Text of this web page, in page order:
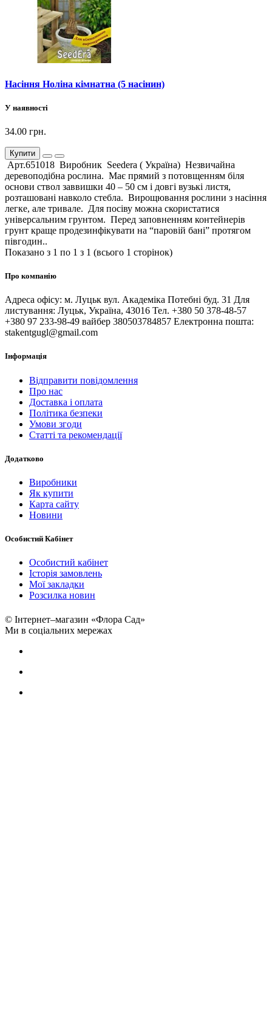
Насіння Ноліна кімнатна (5 насінин)
У наявності
34.00 грн.
Купити
Арт.651018 Виробник Seedera ( Україна) Незвичайна
деревоподібна рослина. Має прямий з потовщенням біля
основи ствол заввишки 40 – 50 см і довгі вузькі листя,
розташовані навколо стебла. Вирощювання рослини з насіння
легке, але тривале. Для посіву можна скористатися
універсальним грунтом. Перед заповненням контейнерів
грунт краще продезинфікувати на “паровій бані” протягом
півгодин..
Показано з 1 по 1 з 1 (всього 1 сторінок)
Про компанію
Адреса офісу: м. Луцьк вул. Академіка Потебні буд. 31 Для
листування: Луцьк, Україна, 43016 Тел. +380 50 378-48-57
+380 97 233-98-49 вайбер 380503784857 Електронна пошта:
stakentgugl@gmail.com
Інформація
Відправити повідомлення
Про нас
Доставка і оплата
Політика безпеки
Умови згоди
Статті та рекомендації
Додатково
Виробники
Як купити
Карта сайту
Новини
Особистий Кабінет
Особистий кабінет
Історія замовлень
Мої закладки
Розсилка новин
© Інтернет–магазин «Флора Сад»
Ми в соціальних мережах